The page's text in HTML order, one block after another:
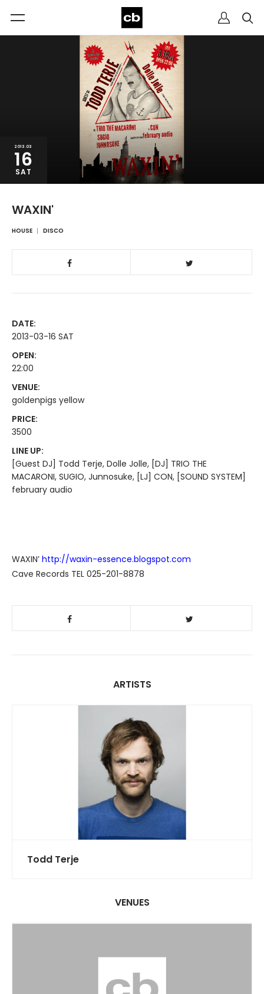
2013.03
16
SAT
WAXIN'
HOUSE DISCO
DATE:
2013-03-16 SAT
OPEN:
22:00
VENUE:
goldenpigs yellow
PRICE:
3500
LINE UP:
[Guest DJ] Todd Terje, Dolle Jolle, [DJ] TRIO THE
MACARONI, SUGIO, Junnosuke, [LJ] CON, [SOUND SYSTEM]
february audio
WAXIN’ http://waxin-essence.blogspot.com
Cave Records TEL 025-201-8878
ARTISTS
Todd Terje
VENUES